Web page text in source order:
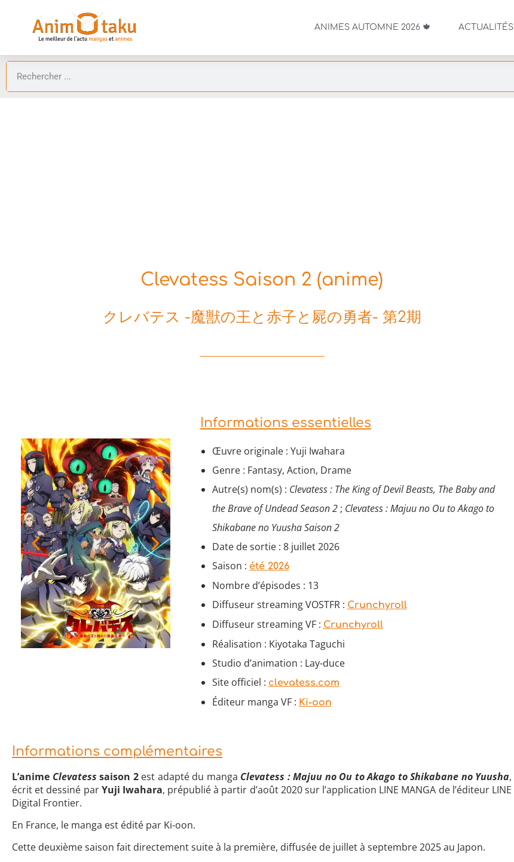
ANIMES AUTOMNE 2026 🍁 ACTUALITÉS
Clevatess Saison 2 (anime)
クレバテス -魔獣の王と赤子と屍の勇者- 第2期
Informations essentielles
Œuvre originale : Yuji Iwahara
Genre : Fantasy, Action, Drame
Autre(s) nom(s) : Clevatess : The King of Devil Beasts, The Baby and
the Brave of Undead Season 2 ; Clevatess : Majuu no Ou to Akago to
Shikabane no Yuusha Saison 2
Date de sortie : 8 juillet 2026
Saison : été 2026
Nombre d’épisodes : 13
Diffuseur streaming VOSTFR : Crunchyroll
Diffuseur streaming VF : Crunchyroll
Réalisation : Kiyotaka Taguchi
Studio d’animation : Lay-duce
Site officiel : clevatess.com
Éditeur manga VF : Ki-oon
Informations complémentaires
L’anime Clevatess saison 2est adapté du manga Clevatess : Majuu no Ou to Akago to Shikabane no Yuusha,
écrit et dessiné parYuji Iwahara, prépublié à partir d’août 2020 sur l’application LINE MANGA de l’éditeur LINE
Digital Frontier.
En France, le manga est édité par Ki-oon.
Cette deuxième saison fait directement suite à la première, diffusée de juillet à septembre 2025 au Japon.